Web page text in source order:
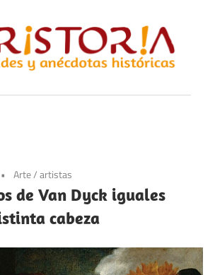
Arte/artistas
de Van Dyck iguales
cabeza